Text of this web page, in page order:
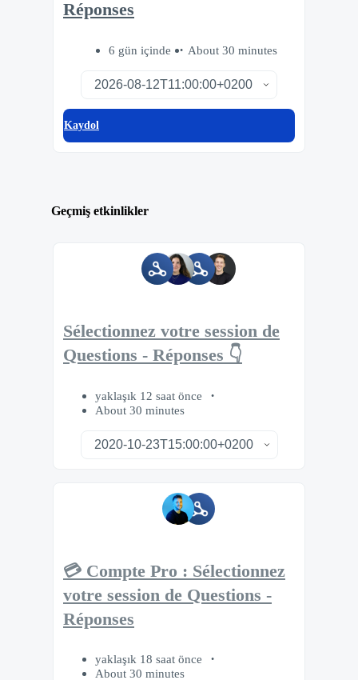
Réponses
6 gün içinde About 30 minutes
Kaydol
Geçmiş etkinlikler
Sélectionnez votre session de
Questions - Réponses 👇
yaklaşık 12 saat önce
About 30 minutes
💳 Compte Pro : Sélectionnez
votre session de Questions -
Réponses
yaklaşık 18 saat önce
About 30 minutes